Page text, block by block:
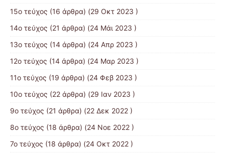
15ο τεύχος (16 άρθρα) (29 Οκτ 2023 )
14ο τεύχος (21 άρθρα) (24 Μάι 2023 )
13ο τεύχος (14 άρθρα) (24 Απρ 2023 )
12ο τεύχος (14 άρθρα) (24 Μαρ 2023 )
11ο τεύχος (19 άρθρα) (24 Φεβ 2023 )
10o τεύχος (22 άρθρα) (29 Ιαν 2023 )
9ο τεύχος (21 άρθρα) (22 Δεκ 2022 )
8ο τεύχος (18 άρθρα) (24 Νοε 2022 )
7ο τεύχος (18 άρθρα) (24 Οκτ 2022 )